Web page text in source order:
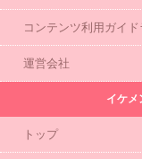
コンテンツ利用ガイド
運営会社
イケメ
トップ